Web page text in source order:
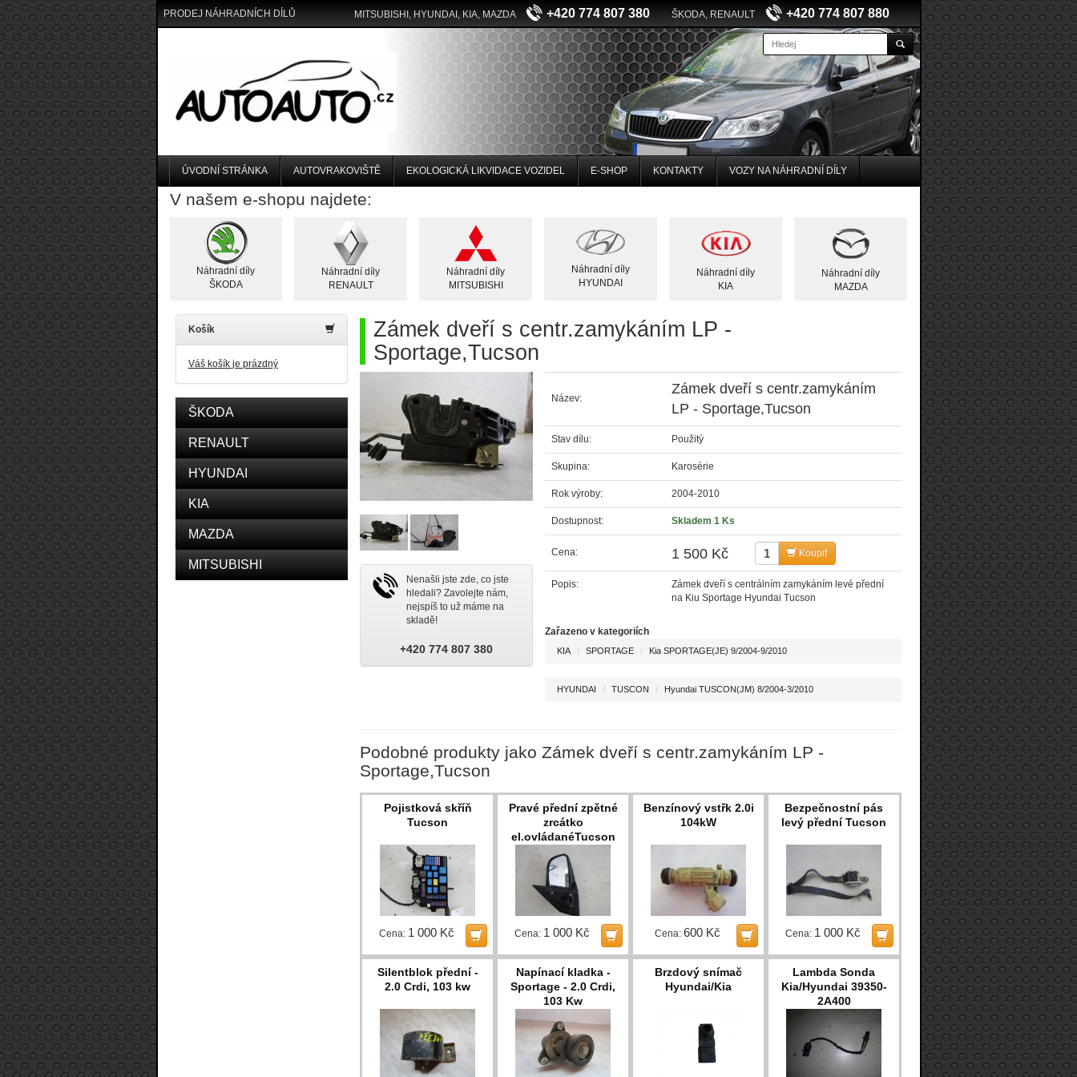
PRODEJ NÁHRADNÍCH DÍLŮ MITSUBISHI, HYUNDAI, KIA, MAZDA +420 774 807 380 ŠKODA, RENAULT +420 774 807 880
ÚVODNÍ STRÁNKA AUTOVRAKOVIŠTĚ EKOLOGICKÁ LIKVIDACE VOZIDEL E-SHOP KONTAKTY VOZY NA NÁHRADNÍ DÍLY
V našem e-shopu najdete:
Náhradní díly
ŠKODA
Náhradní díly
RENAULT
Náhradní díly
MITSUBISHI
Náhradní díly
HYUNDAI
Náhradní díly
KIA
Náhradní díly
MAZDA
Košík
Váš košík je prázdný
ŠKODA
RENAULT
HYUNDAI
KIA
MAZDA
MITSUBISHI
Zámek dveří s centr.zamykáním LP -
Sportage,Tucson
Nenašli jste zde, co jste
hledali? Zavolejte nám,
nejspíš to už máme na
skladě!
+420 774 807 380
Název:
Zámek dveří s centr.zamykáním
LP - Sportage,Tucson
Stav dílu: Použitý
Skupina: Karosérie
Rok výroby: 2004-2010
Dostupnost: Skladem 1 Ks
Cena: 1 500 Kč Koupit
Popis:
Zámek dveří s centrálním zamykáním levé přední
na Kiu Sportage Hyundai Tucson
Zařazeno v kategoriích
KIA SPORTAGE Kia SPORTAGE(JE) 9/2004-9/2010
HYUNDAI TUSCON Hyundai TUSCON(JM) 8/2004-3/2010
Podobné produkty jako Zámek dveří s centr.zamykáním LP -
Sportage,Tucson
Pojistková skříň
Tucson
Cena: 1 000 Kč
Pravé přední zpětné
zrcátko
el.ovládanéTucson
Cena: 1 000 Kč
Benzínový vstřk 2.0i
104kW
Cena:600 Kč
Bezpečnostní pás
levý přední Tucson
Cena: 1 000 Kč
Silentblok přední -
2.0 Crdi, 103 kw
Napínací kladka -
Sportage - 2.0 Crdi,
103 Kw
Brzdový snímač
Hyundai/Kia
Lambda Sonda
Kia/Hyundai 39350-
2A400